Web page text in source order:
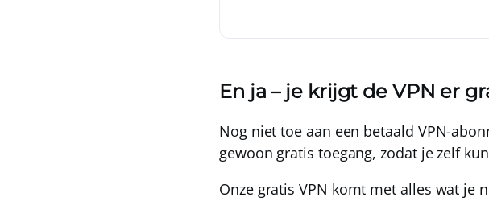
En ja – je krijgt de VPN er
Nog niet toe aan een betaald VPN-
gewoon gratis toegang, zodat je zelf
Onze gratis VPN komt met alles wat je